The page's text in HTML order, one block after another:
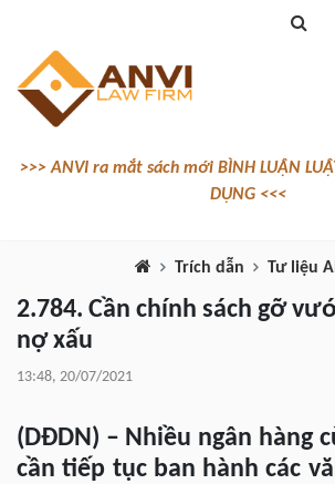
>>> ANVI ra mắt sách mới BÌNH LUẬN
DỤNG <<<
Trích dẫn Tư liệu
2.784. Cần chính sách gỡ
nợ xấu
13:48, 20/07/2021
(DĐDN) – Nhiều ngân hàng
cần tiếp tục ban hành các